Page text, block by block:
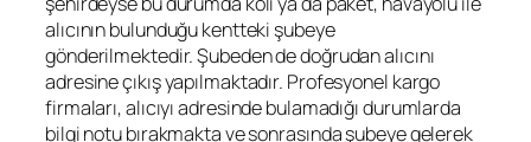
alıcının bulunduğu kentteki şubeye
gönderilmektedir. Şubeden de doğrudan alıcını
adresine çıkış yapılmaktadır. Profesyonel kargo
firmaları, alıcıyı adresinde bulamadığı durumlarda
bilgi notu bırakmakta ve sonrasında şubeye gelerek